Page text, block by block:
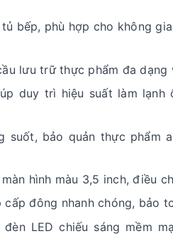
bếp, phù hợp cho không
lưu trữ thực phẩm đa dạng
duy trì hiệu suất làm
suốt, bảo quản thực phẩm
hình màu 3,5 inch, điều
cấp đông nhanh chóng, bảo
LED chiếu sáng mềm